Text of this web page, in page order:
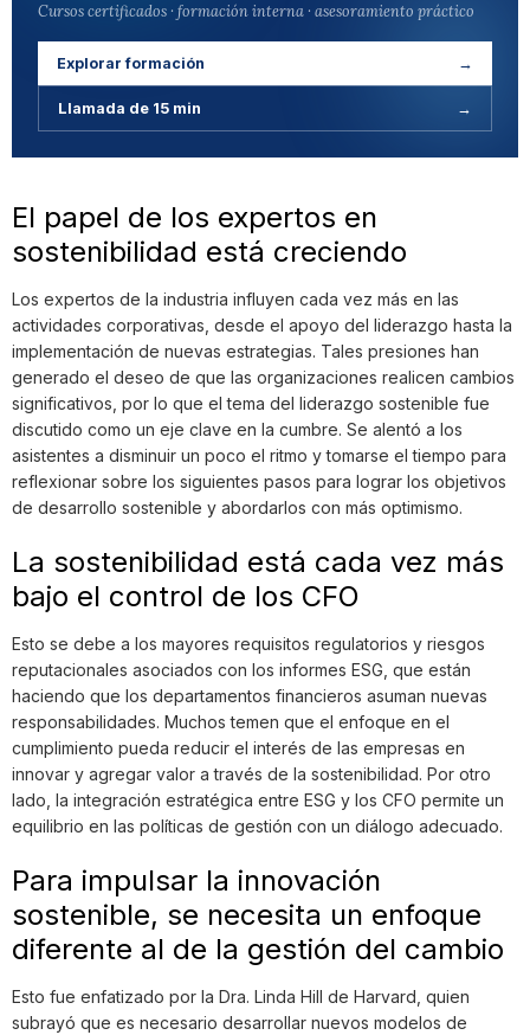
Cursos certificados · formación interna · asesoramiento práctico
Explorar formación →
Llamada de 15 min →
El papel de los expertos en
sostenibilidad está creciendo
Los expertos de la industria influyen cada vez más en las
actividades corporativas, desde el apoyo del liderazgo hasta la
implementación de nuevas estrategias. Tales presiones han
generado el deseo de que las organizaciones realicen cambios
significativos, por lo que el tema del liderazgo sostenible fue
discutido como un eje clave en la cumbre. Se alentó a los
asistentes a disminuir un poco el ritmo y tomarse el tiempo para
reflexionar sobre los siguientes pasos para lograr los objetivos
de desarrollo sostenible y abordarlos con más optimismo.
La sostenibilidad está cada vez más
bajo el control de los CFO
Esto se debe a los mayores requisitos regulatorios y riesgos
reputacionales asociados con los informes ESG, que están
haciendo que los departamentos financieros asuman nuevas
responsabilidades. Muchos temen que el enfoque en el
cumplimiento pueda reducir el interés de las empresas en
innovar y agregar valor a través de la sostenibilidad. Por otro
lado, la integración estratégica entre ESG y los CFO permite un
equilibrio en las políticas de gestión con un diálogo adecuado.
Para impulsar la innovación
sostenible, se necesita un enfoque
diferente al de la gestión del cambio
Esto fue enfatizado por la Dra. Linda Hill de Harvard, quien
subrayó que es necesario desarrollar nuevos modelos de